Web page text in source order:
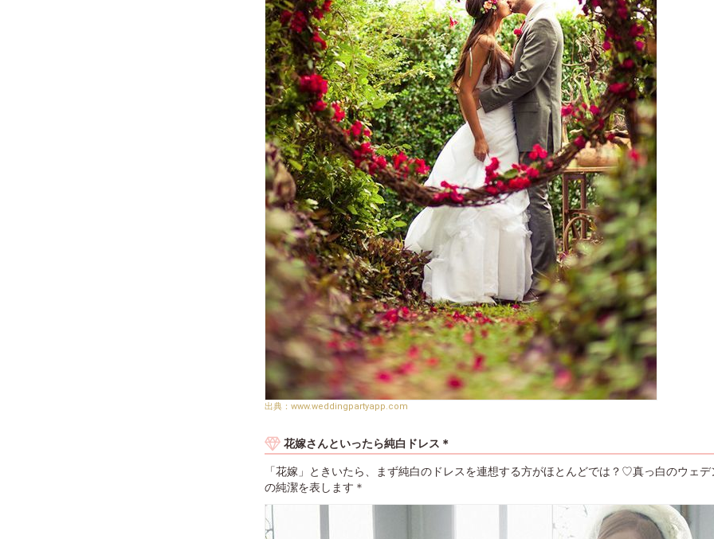
www.weddingpartyapp.com
花嫁さんといったら純白ドレス＊
「花嫁」ときいたら、まず純白のドレスを連想する方がほとんどでは？♡真っ白のウェ
の純潔を表します＊